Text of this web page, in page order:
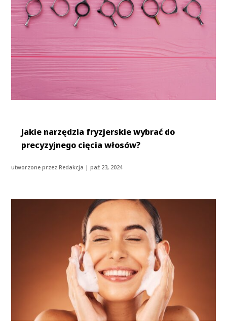
Jakie narzędzia fryzjerskie wybrać do
precyzyjnego cięcia włosów?
utworzone przezRedakcja |paź 23, 2024